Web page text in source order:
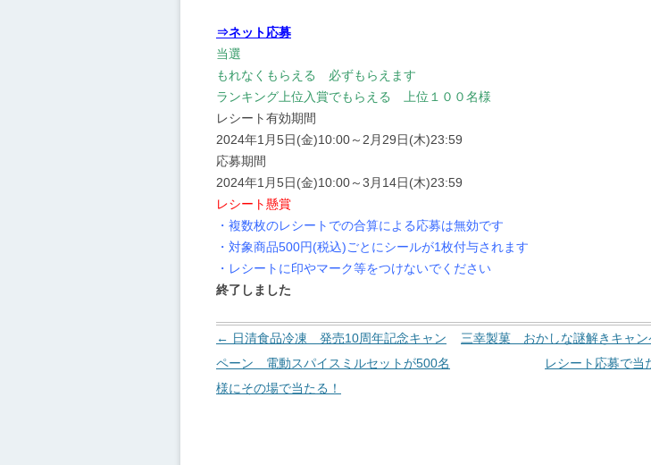
⇒ネット応募
当選
もれなくもらえる 必ずもらえます
ランキング上位入賞でもらえる 上位１００名様
レシート有効期間
2024年1月5日(金)10:00～2月29日(木)23:59
応募期間
2024年1月5日(金)10:00～3月14日(木)23:59
レシート懸賞
・複数枚のレシートでの合算による応募は無効です
・対象商品500円(税込)ごとにシールが1枚付与されます
・レシートに印やマーク等をつけないでください
終了しました
投
稿
ナ
← 日清食品冷凍 発売10周年記念キャン
ペーン 電動スパイスミルセットが500名
様にその場で当たる！
三幸製菓 おかしな謎解きキャ
レシート応募で当